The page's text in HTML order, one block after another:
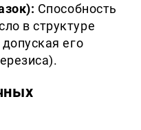
Способность
в структуре
его